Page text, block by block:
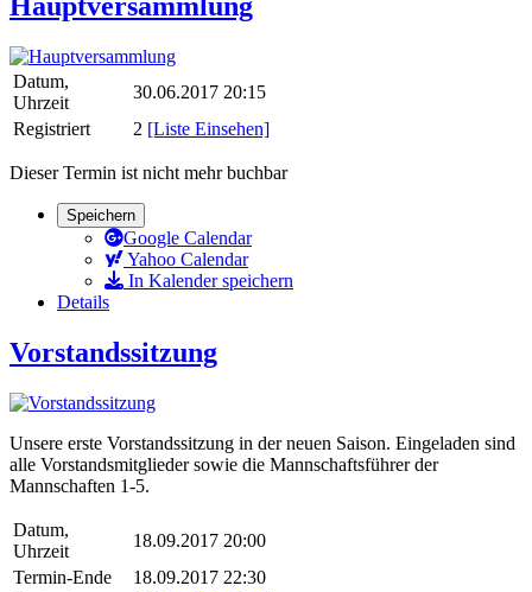
Hauptversammlung
Datum,
Uhrzeit
30.06.2017 20:15
Registriert
2 [Liste Einsehen]
Dieser Termin ist nicht mehr buchbar
Speichern
Google Calendar
Yahoo Calendar
In Kalender speichern
Details
Vorstandssitzung
Unsere erste Vorstandssitzung in der neuen Saison. Eingeladen sind
alle Vorstandsmitglieder sowie die Mannschaftsführer der
Mannschaften 1-5.
Datum,
Uhrzeit
18.09.2017 20:00
Termin-Ende
18.09.2017 22:30